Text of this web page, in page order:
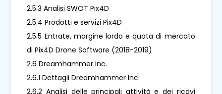
2.5.3 Analisi SWOT Pix4D
2.5.4 Prodotti e servizi Pix4D
2.5.5 Entrate, margine lordo e quota di mercato
di Pix4D Drone Software (2018-2019)
2.6 Dreamhammer Inc.
2.6.1 Dettagli Dreamhammer Inc.
2.6.2 Analisi delle principali attività e dei ricavi